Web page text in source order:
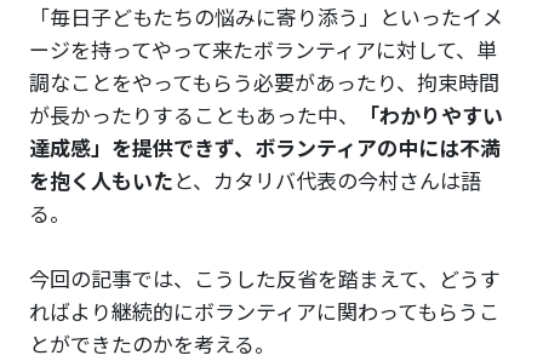
「毎日子どもたちの悩みに寄り添う」といったイメ
ージを持ってやって来たボランティアに対して、単
調なことをやってもらう必要があったり、拘束時間
が長かったりすることもあった中、
「わかりやすい
達成感」を提供できず、ボランティアの中には不満
を抱く人もいたと、カタリバ代表の今村さんは語
る。
今回の記事では、こうした反省を踏まえて、どうす
ればより継続的にボランティアに関わってもらうこ
とができたのかを考える。